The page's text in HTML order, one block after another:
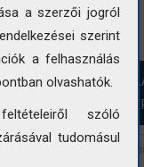
munkagép
FOTÓINKKAL
„NINCS ADAT”
a szerzői jogról
szerint
a felhasználás
olvashatók.
szóló
tudomásul